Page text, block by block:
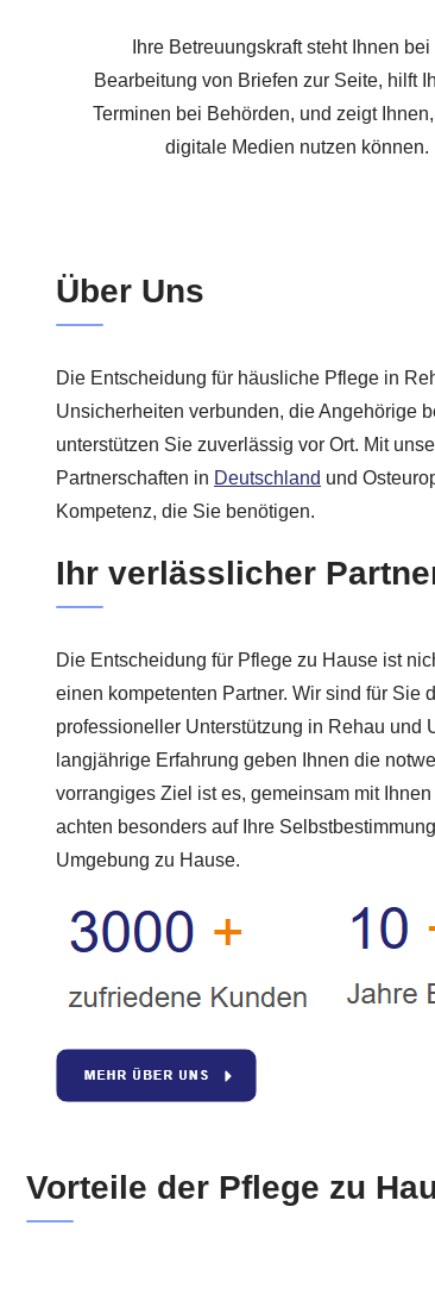
Ihre Betreuungskraft steht Ihnen bei
Bearbeitung von Briefen zur Seite, hilft
Terminen bei Behörden, und zeigt
digitale Medien nutzen können.
Über Uns
Die Entscheidung für häusliche Pflege in
Unsicherheiten verbunden, die Angehörige
unterstützen Sie zuverlässig vor Ort. Mit
Partnerschaften in Deutschland und
Kompetenz, die Sie benötigen.
Ihr verlässlicher
Die Entscheidung für Pflege zu Hause ist
einen kompetenten Partner. Wir sind für Sie
professioneller Unterstützung in Rehau und
langjährige Erfahrung geben Ihnen die
vorrangiges Ziel ist es, gemeinsam mit
achten besonders auf Ihre
Umgebung zu Hause.
Vorteile der Pflege zu